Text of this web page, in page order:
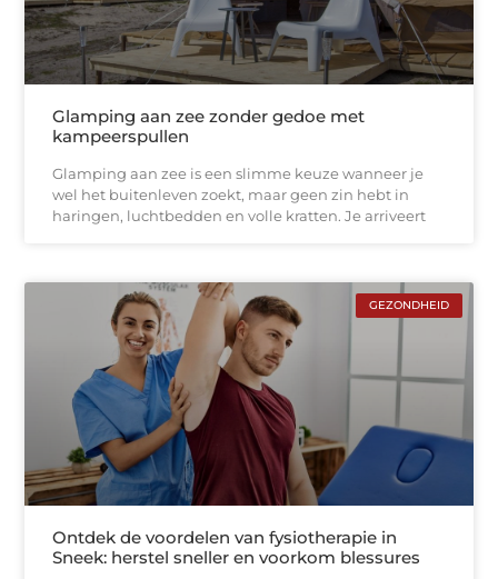
Glamping aan zee zonder gedoe met
kampeerspullen
Glamping aan zee is een slimme keuze wanneer je
wel het buitenleven zoekt, maar geen zin hebt in
haringen, luchtbedden en volle kratten. Je arriveert
GEZONDHEID
Ontdek de voordelen van fysiotherapie in
Sneek: herstel sneller en voorkom blessures